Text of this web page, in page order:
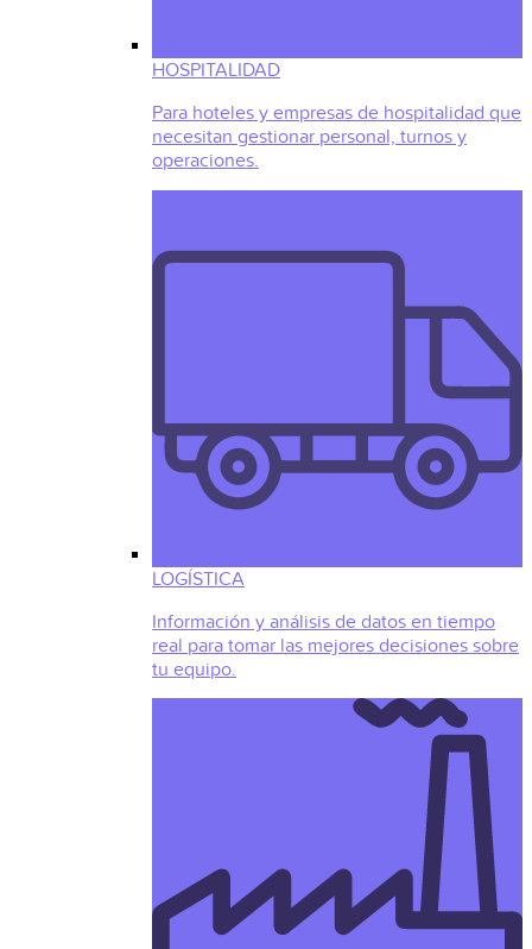
HOSPITALIDAD
Para hoteles y empresas de hospitalidad que
necesitan gestionar personal, turnos y
operaciones.
LOGÍSTICA
Información y análisis de datos en tiempo
real para tomar las mejores decisiones sobre
tu equipo.